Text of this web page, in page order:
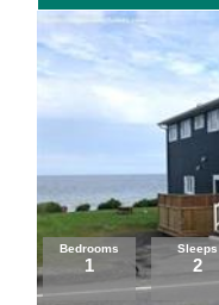
Bedrooms
1
Sleeps
2